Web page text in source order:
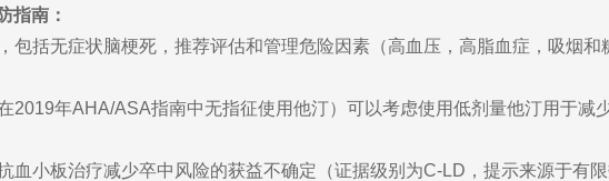
指南：
包括无症状脑梗死，推荐评估和管理危险因素（高血压，高脂血症，吸烟和
2019年AHA/ASA指南中无指征使用他汀）可以考虑使用低剂量他汀用于减
血小板治疗减少卒中风险的获益不确定（证据级别为C-LD，提示来源于有限